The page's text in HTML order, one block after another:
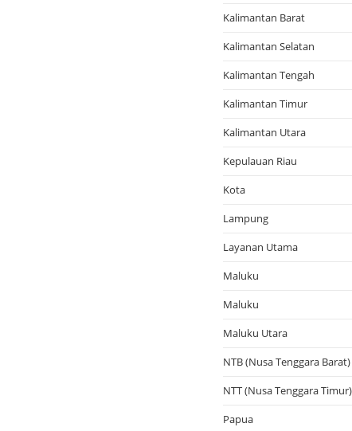
Kalimantan Barat
Kalimantan Selatan
Kalimantan Tengah
Kalimantan Timur
Kalimantan Utara
Kepulauan Riau
Kota
Lampung
Layanan Utama
Maluku
Maluku
Maluku Utara
NTB (Nusa Tenggara Barat)
NTT (Nusa Tenggara Timur)
Papua